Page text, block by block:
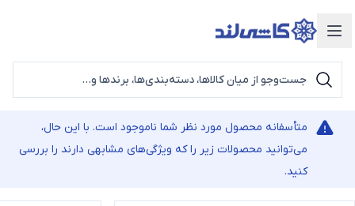
دسته‌بندی محصولات
متأسفانه محصول مورد نظر شما ناموجود است. با این حال،
می‌توانید محصولات زیر را که ویژگی‌های مشابهی دارند را بررسی
کنید.